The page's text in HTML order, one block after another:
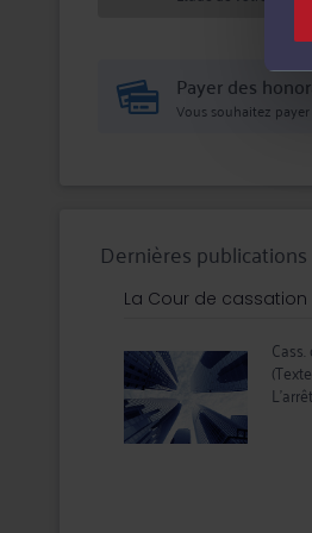
Payer des
Vous souhaitez
Dernières publications
La Cour de